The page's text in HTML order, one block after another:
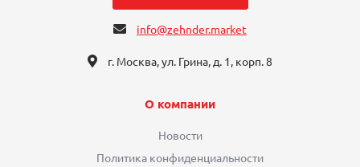
info@zehnder.market
г. Москва, ул. Грина, д. 1, корп. 8
О компании
Новости
Политика конфиденциальности